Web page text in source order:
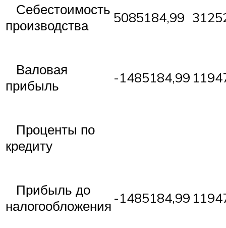
Себестоимость
производства
5085184,99
Валовая
прибыль
-1485184,99
Проценты по
кредиту
Прибыль до
налогообложения -1485184,99